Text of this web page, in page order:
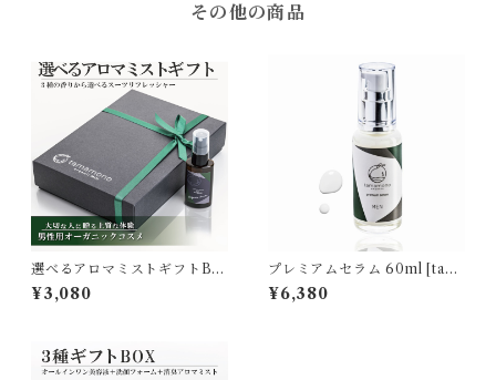
その他の商品
選べるアロマミストギフトBO
X(スーツリフレッシャー) [ta
mamono organic MEN]
¥3,080
プレミアムセラム 60ml [tam
amono organic MEN]
¥6,380